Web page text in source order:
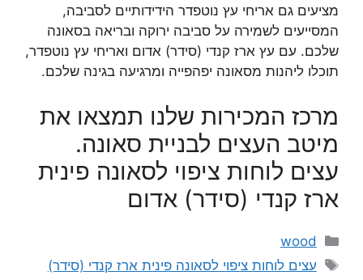
מציעים גם אריחי עץ נוטפדר הידידותיים לסביבה,
המסייעים לשמירה על סביבה ירוקה ובריאה בסאונה
שלכם. עם עץ ארז קנדי (סידר) אדום ואריחי עץ נוטפדר,
תוכלו ליהנות מסאונה יפהפייה ומרגיעה בגינה שלכם.
מרכז המכירות שלנו תמצאו את
מיטב העצים לבניית סאונה.
עצים לוחות ציפוי לסאונה פינית
ארז קנדי (סידר) אדום
קטגוריות
wood
תגיות
עצים לוחות ציפוי לסאונה פינית ארז קנדי (סידר)